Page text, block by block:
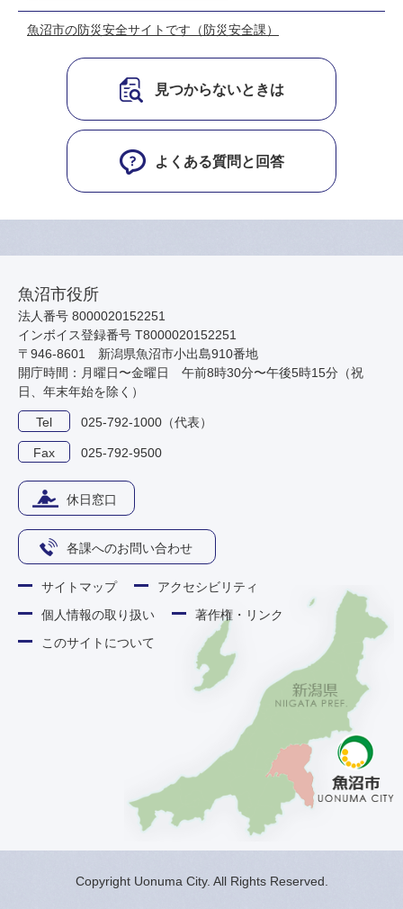
魚沼市の防災安全サイトです（防災安全課）
見つからないときは
よくある質問と回答
魚沼市役所
法人番号 8000020152251
インボイス登録番号 T8000020152251
〒946-8601 新潟県魚沼市小出島910番地
開庁時間：月曜日〜金曜日 午前8時30分〜午後5時15分（祝
日、年末年始を除く）
Tel 025-792-1000（代表）
Fax 025-792-9500
休日窓口
各課へのお問い合わせ
サイトマップ
アクセシビリティ
個人情報の取り扱い
著作権・リンク
このサイトについて
Copyright Uonuma City. All Rights Reserved.